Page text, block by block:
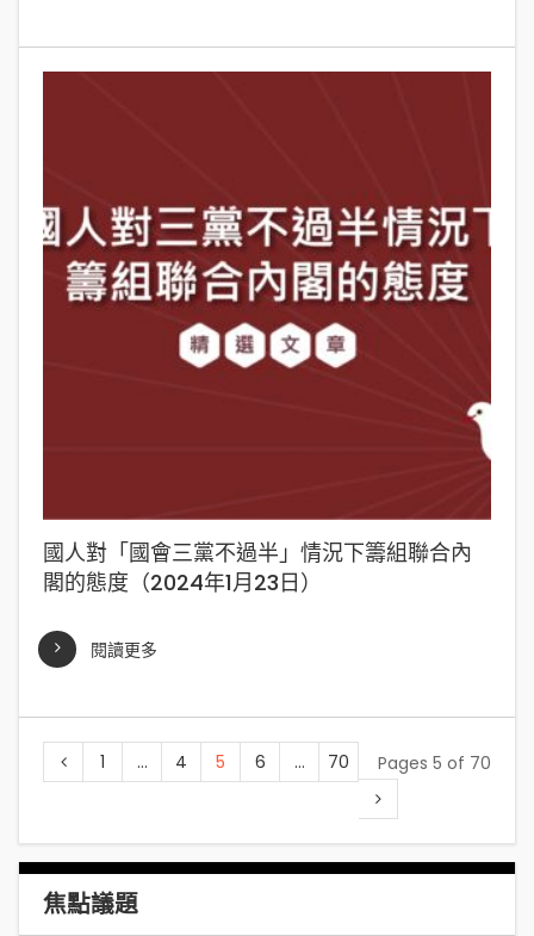
國人對「國會三黨不過半」情況下籌組聯合內
閣的態度（2024年1月23日）
閱讀更多
Pages 5 of 70
1 ... 4 5 6 ... 70
焦點議題